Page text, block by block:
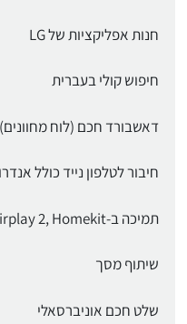
חנות אפליקציות של LG
חיפוש קולי בעברית
דאשבורד חכם (לוח מחוונים)
חיבור לטלפון נייד כולל
תמיכה ב-airplay 2, Homekit
שיתוף מסך
שלט חכם אוניברסאלי